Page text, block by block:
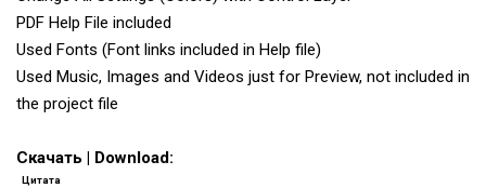
PDF Help File included
Used Fonts (Font links included in Help file)
Used Music, Images and Videos just for Preview, not included in
the project file
Скачать | Download:
Цитата